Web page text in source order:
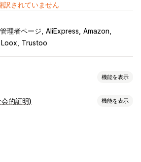
訳されていません
理者ページ AliExpress Amazon
Loox Trustoo
機能を表示
的証明) 機能を表示